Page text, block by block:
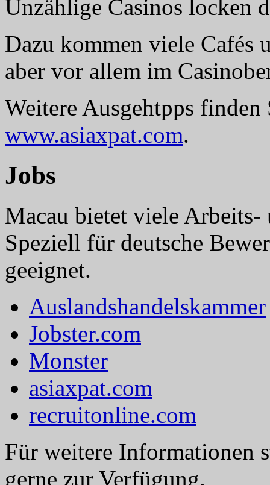
Unzählige Casinos locken
Dazu kommen viele Cafés
aber vor allem im
Weitere Ausgehtpps
www.asiaxpat.com.
Jobs
Macau bietet viele
Speziell für deutsche
geeignet.
Auslandshandelskammer
Jobster.com
Monster
asiaxpat.com
recruitonline.com
Für weitere Informationen
gerne zur Verfügung.